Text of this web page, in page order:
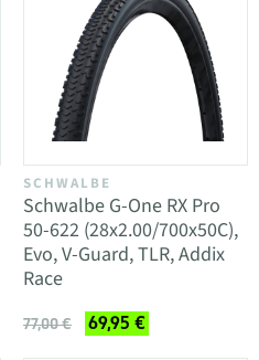
SCHWALBE
Schwalbe G-One RX Pro
50-622 (28x2.00/700x50C),
Evo, V-Guard, TLR, Addix
Race
77,00 € 69,95 €